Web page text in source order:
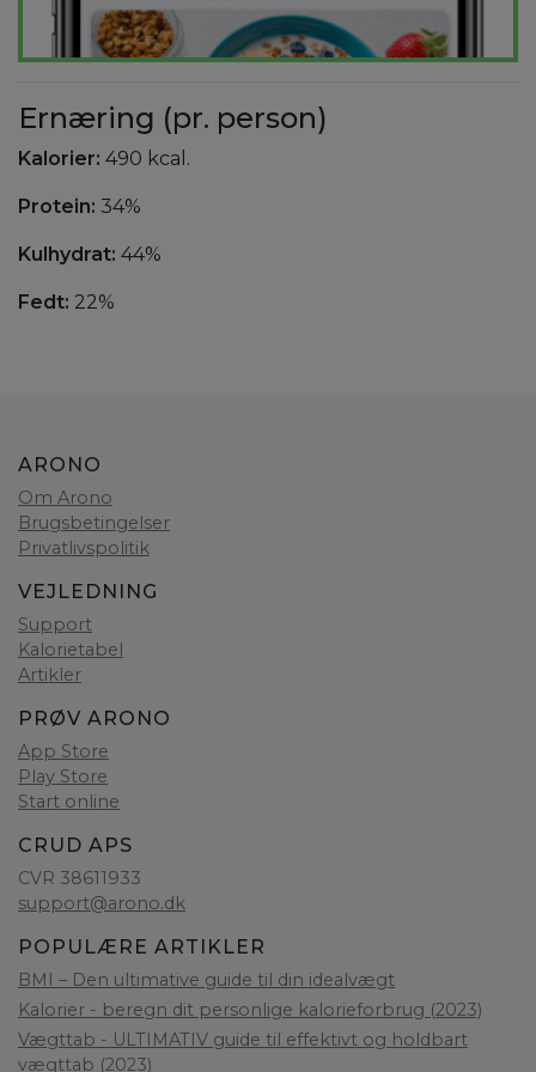
Ernæring (pr. person)
Kalorier: 490 kcal.
Protein: 34%
Kulhydrat: 44%
Fedt: 22%
ARONO
Om Arono
Brugsbetingelser
Privatlivspolitik
VEJLEDNING
Support
Kalorietabel
Artikler
PRØV ARONO
App Store
Play Store
Start online
CRUD APS
CVR 38611933
support@arono.dk
POPULÆRE ARTIKLER
BMI – Den ultimative guide til din idealvægt
Kalorier - beregn dit personlige kalorieforbrug (2023)
Vægttab - ULTIMATIV guide til effektivt og holdbart
vægttab (2023)